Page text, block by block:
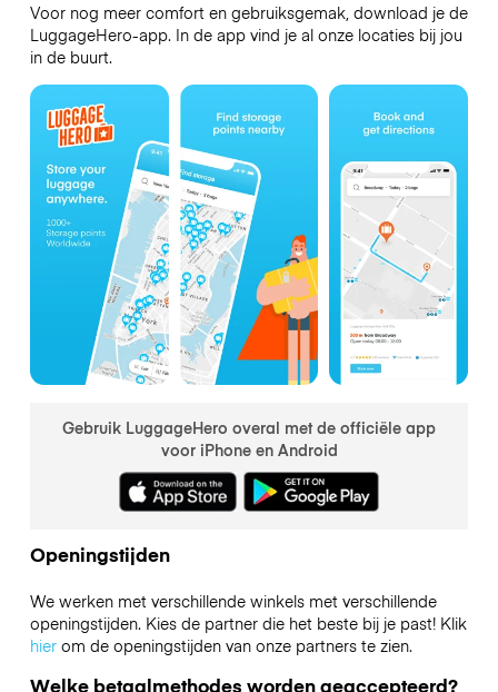
Voor nog meer comfort en gebruiksgemak, download je de
LuggageHero-app. In de app vind je al onze locaties bij jou
in de buurt.
Gebruik LuggageHero overal met de officiële app
voor iPhone en Android
Openingstijden
We werken met verschillende winkels met verschillende
openingstijden. Kies de partner die het beste bij je past! Klik
hierom de openingstijden van onze partners te zien.
Welke betaalmethodes worden geaccepteerd?